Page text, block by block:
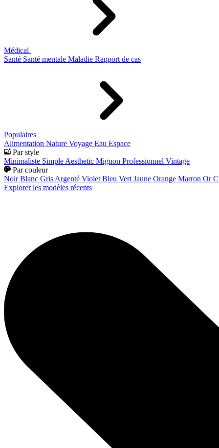
Médical
Santé Santé mentale Maladie Rapport de cas
Populaires
Alimentation Nature Voyage Eau Espace
Par style
Minimaliste Simple Aesthetic Mignon Professionnel Vintage
Par couleur
Noir Blanc Gris Argenté Violet Bleu Vert Jaune Orange Marron Or
Explorer les modèles récents